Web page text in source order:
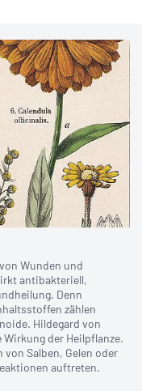
Wunden und
antibakteriell,
Denn
zählen
Hildegard von
der Heilpflanze.
Salben, Gelen oder
auftreten.